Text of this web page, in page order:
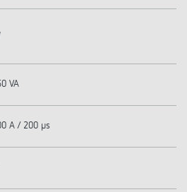
VA
A / 200 µs